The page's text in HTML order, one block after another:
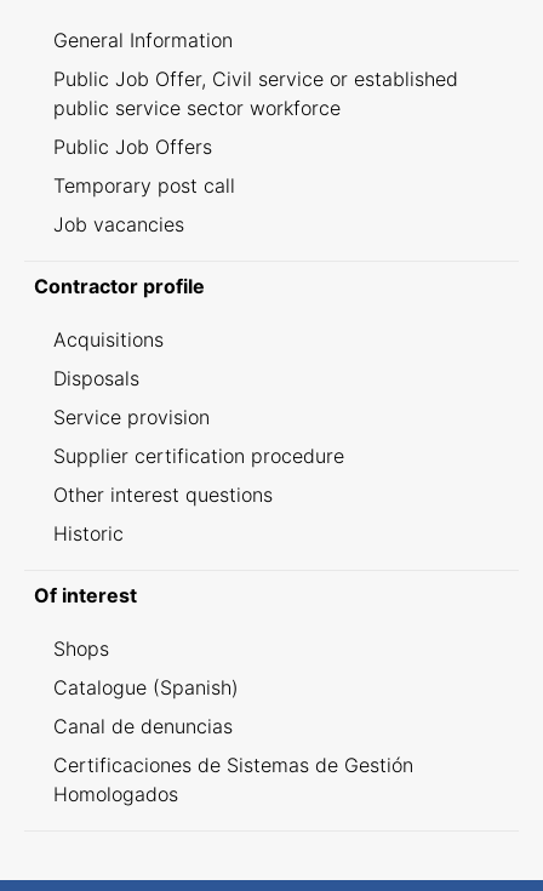
General Information
Public Job Offer, Civil service or established
public service sector workforce
Public Job Offers
Temporary post call
Job vacancies
Contractor profile
Acquisitions
Disposals
Service provision
Supplier certification procedure
Other interest questions
Historic
Of interest
Shops
Catalogue (Spanish)
Canal de denuncias
Certificaciones de Sistemas de Gestión
Homologados